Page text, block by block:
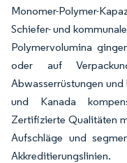
Monomer-Polymer-
Schiefer- und
Polymervolumina
oder auf
Abwasserrüstungen
und Kanada
Zertifizierte Qualitäten
Aufschläge und
Akkreditierungslinien.